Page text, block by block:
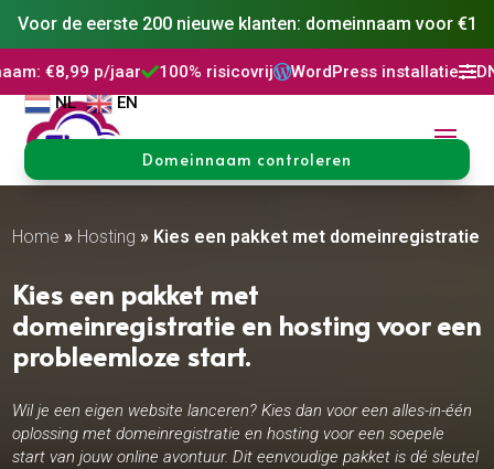
Voor de eerste 200 nieuwe klanten: domeinnaam voor €1
jaar 100% risicovrijWordPress installatieDNS Beheer
NL
EN
Domeinnaam controleren
Home » Hosting » Kies een pakket met domeinregistratie
Kies een pakket met
domeinregistratie en hosting voor een
probleemloze start.​
Wil je een eigen website lanceren? Kies dan voor een alles-in-één
oplossing met domeinregistratie en hosting voor een soepele
start van jouw online avontuur. Dit eenvoudige pakket is dé sleutel